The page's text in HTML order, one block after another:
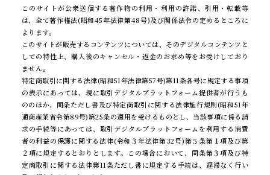
このサイトが公衆送信する著作物の利用・利用の許諾、引用・転載等
は、全て著作権法(昭和45年法律第48号)及び関係法令の定めるところに
よります。
このサイトが販売するコンテンツについては、そのデジタルコンテンツと
しての特性上、購入後のキャンセル・返金のお求め等をお受けしており
ません。
特定商取引に関する法律(昭和51年法律第57号)第11条各号に規定する事項
の表示にあっては、現に取引デジタルプラットフォーム提供者が行うも
ののほか、同条ただし書及び特定商取引に関する法律施行規則(昭和51年
通商産業省令第89号)第25条の適用を受けるものとし、当該事項に係る請
求の手続等にあっては、取引デジタルプラットフォームを利用する消費
者の利益の保護に関する法律(令和３年法律第32号)第５条第１項及び第
２項に規定するとおりとします。この場合において、同条第３項及び特
定商取引に関する法律第11条ただし書に規定する手続は、遅滞なく行い